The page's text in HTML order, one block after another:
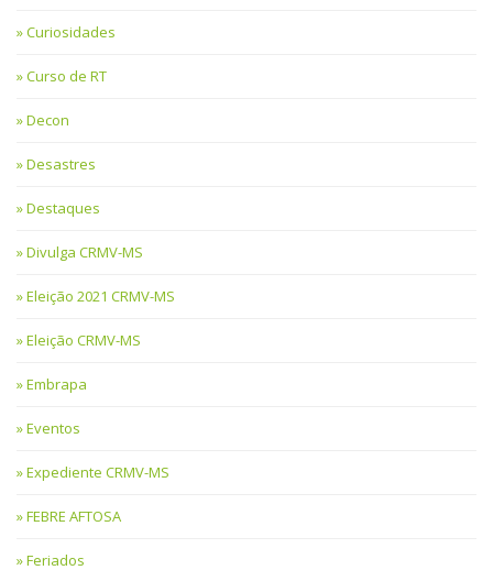
Curiosidades
Curso de RT
Decon
Desastres
Destaques
Divulga CRMV-MS
Eleição 2021 CRMV-MS
Eleição CRMV-MS
Embrapa
Eventos
Expediente CRMV-MS
FEBRE AFTOSA
Feriados